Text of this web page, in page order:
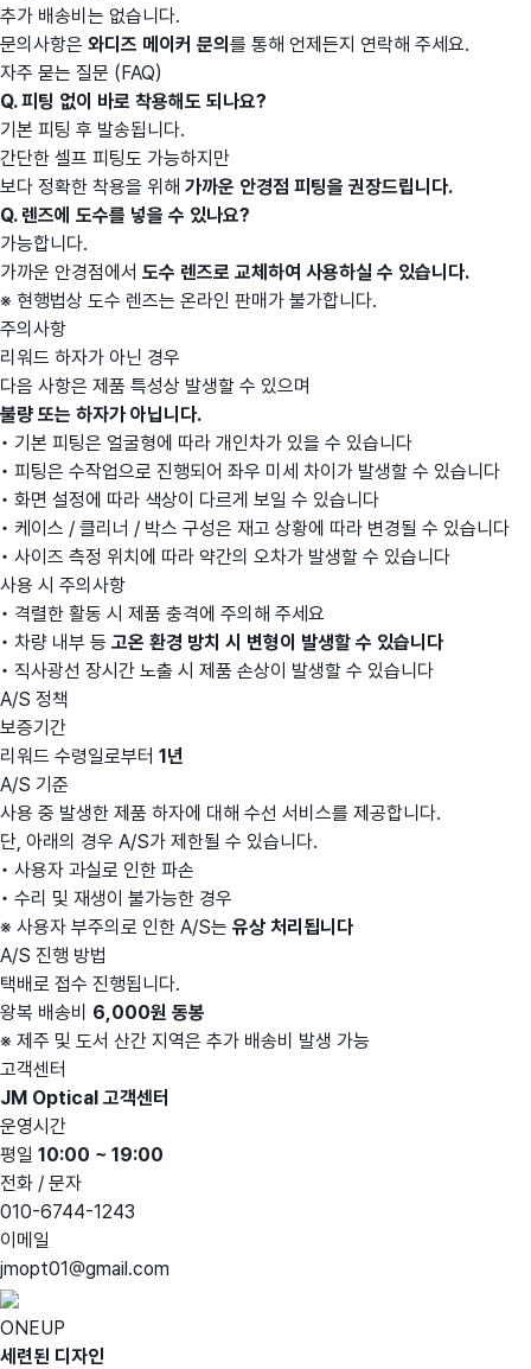
추가 배송비는 없습니다.
문의사항은 와디즈 메이커 문의 를 통해 언제든지 연락해 주세요.
자주 묻는 질문 (FAQ)
Q. 피팅 없이 바로 착용해도 되나요?
기본 피팅 후 발송됩니다.
간단한 셀프 피팅도 가능하지만
보다 정확한 착용을 위해 가까운 안경점 피팅을 권장드립니다.
Q. 렌즈에 도수를 넣을 수 있나요?
가능합니다.
가까운 안경점에서 도수 렌즈로 교체하여 사용하실 수 있습니다.
※ 현행법상 도수 렌즈는 온라인 판매가 불가합니다.
주의사항
리워드 하자가 아닌 경우
다음 사항은 제품 특성상 발생할 수 있으며
불량 또는 하자가 아닙니다.
• 기본 피팅은 얼굴형에 따라 개인차가 있을 수 있습니다
• 피팅은 수작업으로 진행되어 좌우 미세 차이가 발생할 수 있습니다
• 화면 설정에 따라 색상이 다르게 보일 수 있습니다
• 케이스 / 클리너 / 박스 구성은 재고 상황에 따라 변경될 수 있습니다
• 사이즈 측정 위치에 따라 약간의 오차가 발생할 수 있습니다
사용 시 주의사항
• 격렬한 활동 시 제품 충격에 주의해 주세요
• 차량 내부 등 고온 환경 방치 시 변형이 발생할 수 있습니다
• 직사광선 장시간 노출 시 제품 손상이 발생할 수 있습니다
A/S 정책
보증기간
리워드 수령일로부터 1년
A/S 기준
사용 중 발생한 제품 하자에 대해 수선 서비스를 제공합니다.
단, 아래의 경우 A/S가 제한될 수 있습니다.
• 사용자 과실로 인한 파손
• 수리 및 재생이 불가능한 경우
※ 사용자 부주의로 인한 A/S는 유상 처리됩니다
A/S 진행 방법
택배로 접수 진행됩니다.
왕복 배송비 6,000원 동봉
※ 제주 및 도서 산간 지역은 추가 배송비 발생 가능
고객센터
JM Optical 고객센터
운영시간
평일 10:00 ~ 19:00
전화 / 문자
010-6744-1243
이메일
jmopt01@gmail.com
ONEUP
세련된 디자인